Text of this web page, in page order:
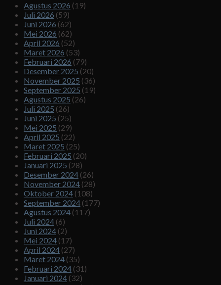
Agustus 2026 (19)
Juli 2026 (59)
Juni 2026 (62)
Mei 2026 (62)
April 2026 (52)
Maret 2026 (53)
Februari 2026 (79)
Desember 2025 (20)
November 2025 (36)
September 2025 (19)
Agustus 2025 (26)
Juli 2025 (26)
Juni 2025 (25)
Mei 2025 (29)
April 2025 (22)
Maret 2025 (25)
Februari 2025 (20)
Januari 2025 (28)
Desember 2024 (26)
November 2024 (28)
Oktober 2024 (108)
September 2024 (177)
Agustus 2024 (117)
Juli 2024 (6)
Juni 2024 (2)
Mei 2024 (17)
April 2024 (27)
Maret 2024 (35)
Februari 2024 (31)
Januari 2024 (32)